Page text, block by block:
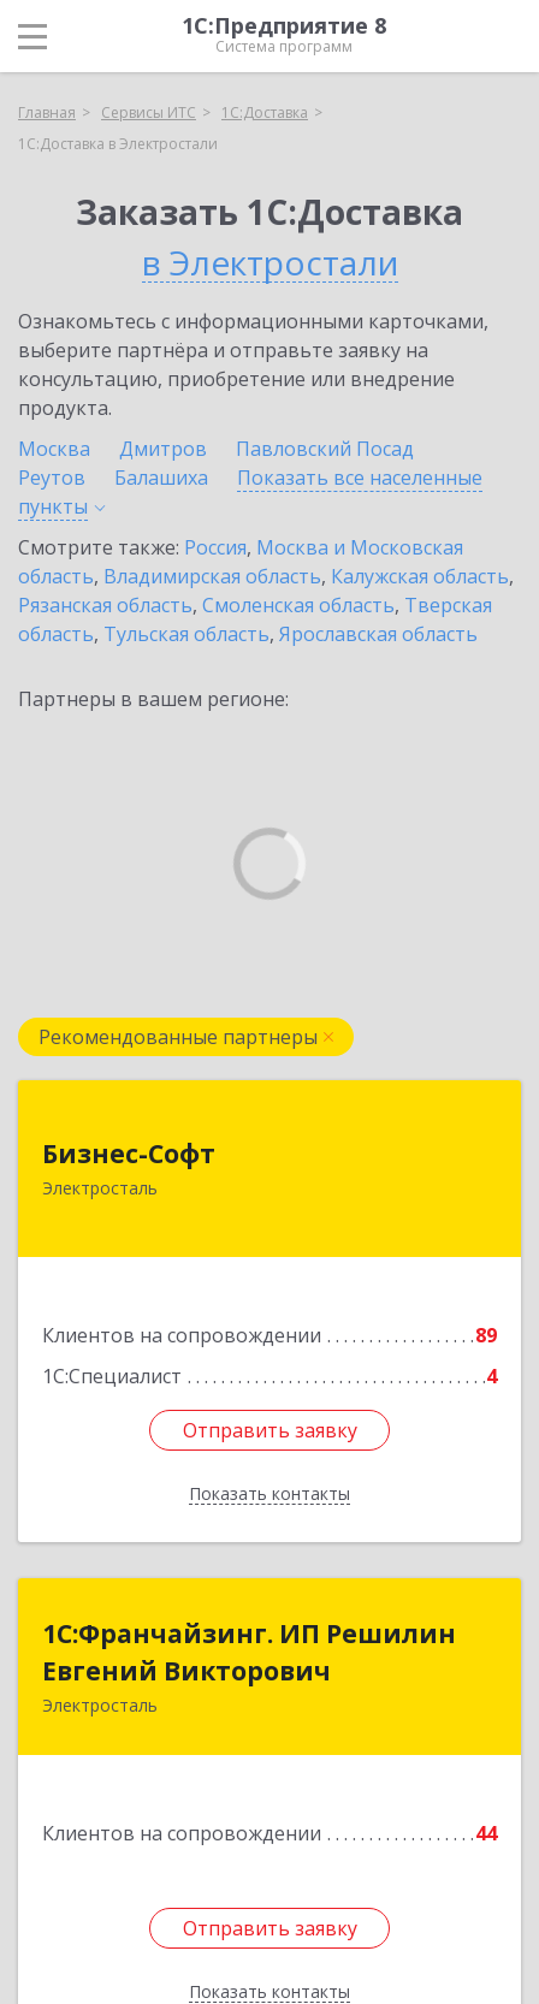
1С:Предприятие 8
Система программ
Главная Сервисы ИТС
1С:Доставка
1С:Доставка в Электростали
Заказать 1С:Доставка
в Электростали
Ознакомьтесь с информационными карточками,
выберите партнёра и отправьте заявку на
консультацию, приобретение или внедрение
продукта.
Москва
Дмитров
Павловский Посад
Реутов
Балашиха
Показать все населенные
пункты
Смотрите также: Россия, Москва и Московская
область, Владимирская область, Калужская область,
Рязанская область, Смоленская область, Тверская
область, Тульская область, Ярославская область
Партнеры в вашем регионе:
Рекомендованные партнеры
Бизнес-Софт
Электросталь
Клиентов на сопровождении
89
1С:Специалист
4
Отправить заявку
Показать контакты
144000, Московская обл, Электросталь г, Карла
Подробнее
Отправить заявку
Назад
1С:Франчайзинг. ИП Решилин
Евгений Викторович
Электросталь
Клиентов на сопровождении 44
Отправить заявку
Показать контакты
1С:Франчайзинг. ИП Решилин
Евгений Викторович
144006, Московская обл, Электросталь г,
Отправить заявку
Назад